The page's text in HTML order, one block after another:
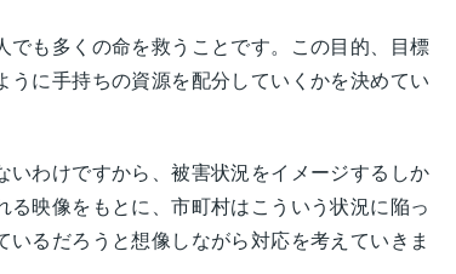
でも多くの命を救うことです。この目的、目標
うに手持ちの資源を配分していくかを決めてい
いわけですから、被害状況をイメージするしか
る映像をもとに、市町村はこういう状況に陥っ
いるだろうと想像しながら対応を考えていきま